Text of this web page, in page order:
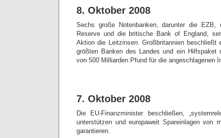
8. Oktober 2008
Sechs große Notenbanken, darunter die EZB,
Reserve und die britische Bank of England,
Aktion die Leitzinsen. Großbritannien beschließt
größten Banken des Landes und ein Hilfspaket
von 500 Milliarden Pfund für die angeschlagenen
7. Oktober 2008
Die EU-Finanzminister beschließen,
unterstützen und europaweit Spareinlagen von
garantieren.